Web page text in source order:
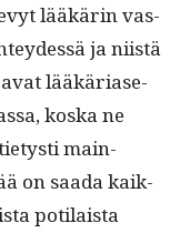
lääkärin vas­
ja niistä
lääkäri­ase­
kos­ka ne
main­
on saa­da kaik­
poti­laista